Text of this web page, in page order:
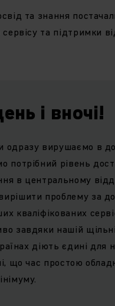
та знання
та підтримки
і вночі!
одразу вирушаємо в
потрібний рівень
в центральному
проблему за
кваліфікованих
завдяки нашій
діють єдині для
що час простою